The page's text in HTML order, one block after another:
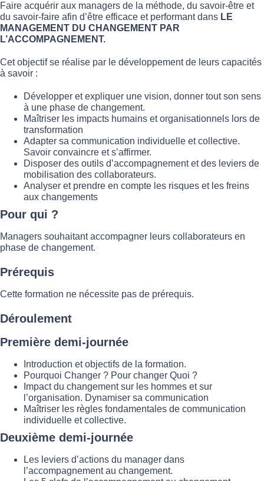
Faire acquérir aux managers de la méthode, du savoir-être et
du savoir-faire afin d’être efficace et performant dans LE
MANAGEMENT DU CHANGEMENT PAR
L’ACCOMPAGNEMENT.
Cet objectif se réalise par le développement de leurs capacités
à savoir :
Développer et expliquer une vision, donner tout son sens
à une phase de changement.
Maîtriser les impacts humains et organisationnels lors de
transformation
Adapter sa communication individuelle et collective.
Savoir convaincre et s’affirmer.
Disposer des outils d’accompagnement et des leviers de
mobilisation des collaborateurs.
Analyser et prendre en compte les risques et les freins
aux changements
Pour qui ?
Managers souhaitant accompagner leurs collaborateurs en
phase de changement.
Prérequis
Cette formation ne nécessite pas de prérequis.
Déroulement
Première demi-journée
Introduction et objectifs de la formation.
Pourquoi Changer ? Pour changer Quoi ?
Impact du changement sur les hommes et sur
l’organisation. Dynamiser sa communication
Maîtriser les règles fondamentales de communication
individuelle et collective.
Deuxième demi-journée
Les leviers d’actions du manager dans
l’accompagnement au changement.